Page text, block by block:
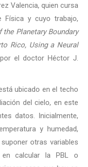
Valencia, quien cursa
Física y cuyo trabajo,
Planetary Boundary
Rico, Using a Neural
el doctor Héctor J.
ubicado en el techo
del cielo, en este
datos. Inicialmente,
y humedad,
otras variables
en calcular la PBL o